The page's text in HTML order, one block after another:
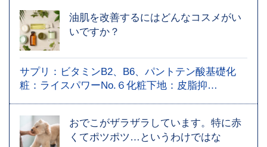
油肌を改善するにはどんなコスメがい
いですか？
サプリ：ビタミンB2、B6、パントテン酸基礎化
粧：ライスパワーNo.６化粧下地：皮脂抑…
おでこがザラザラしています。特に赤
くてポツポツ…というわけではな